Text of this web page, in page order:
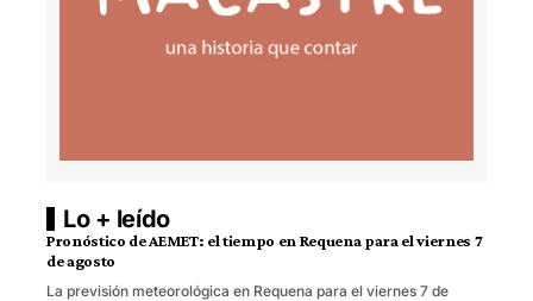
Lo + leído
Pronóstico de AEMET: el tiempo en Requena para el viernes 7
de agosto
La previsión meteorológica en Requena para el viernes 7 de